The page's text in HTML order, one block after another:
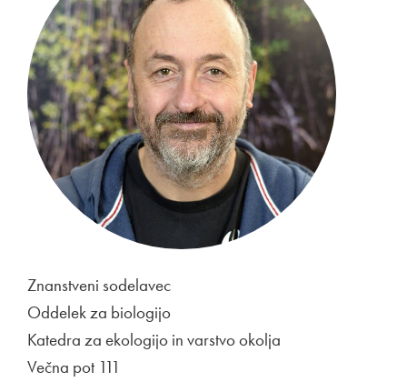
Znanstveni sodelavec
Oddelek za biologijo
Katedra za ekologijo in varstvo okolja
Večna pot 111